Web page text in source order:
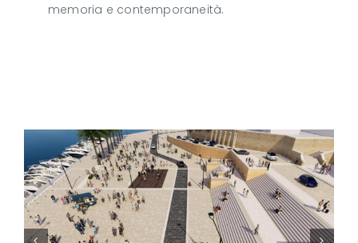
memoria e contemporaneità.